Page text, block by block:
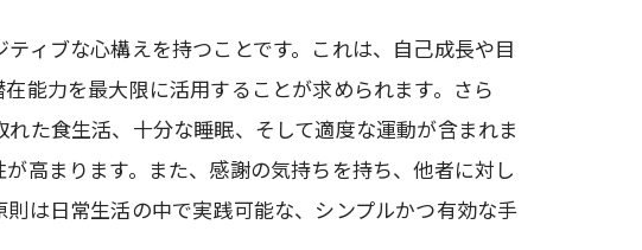
ィブな心構えを持つことです。これは、自己成長や目
能力を最大限に活用することが求められます。さら
た食生活、十分な睡眠、そして適度な運動が含まれま
高まります。また、感謝の気持ちを持ち、他者に対し
は日常生活の中で実践可能な、シンプルかつ有効な手